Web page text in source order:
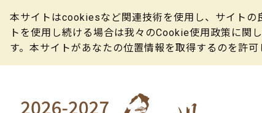
本サイトはcookiesなど関連技術を使用し、サイトの
トを使用し続ける場合は我々のCookie使用政策に関
す。本サイトがあなたの位置情報を取得するのを許